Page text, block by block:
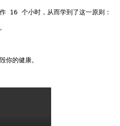
16 个小时，从而学到了这一原则：
你的健康。